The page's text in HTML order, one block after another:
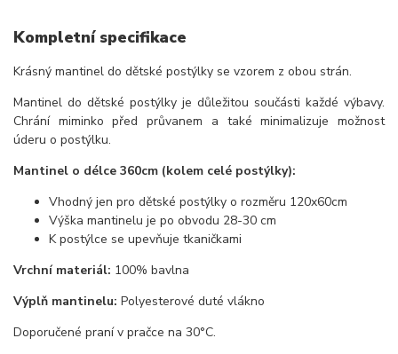
Kompletní specifikace
Krásný mantinel do dětské postýlky se vzorem z obou strán.
Mantinel do dětské postýlky je důležitou součásti každé výbavy.
Chrání miminko před průvanem a také minimalizuje možnost
úderu o postýlku.
Mantinel o délce 360cm (kolem celé postýlky):
Vhodný jen pro dětské postýlky o rozměru 120x60cm
Výška mantinelu je po obvodu 28-30 cm
K postýlce se upevňuje tkaničkami
Vrchní materiál: 100% bavlna
Výplň mantinelu: Polyesterové duté vlákno
Doporučené praní v pračce na 30°C.